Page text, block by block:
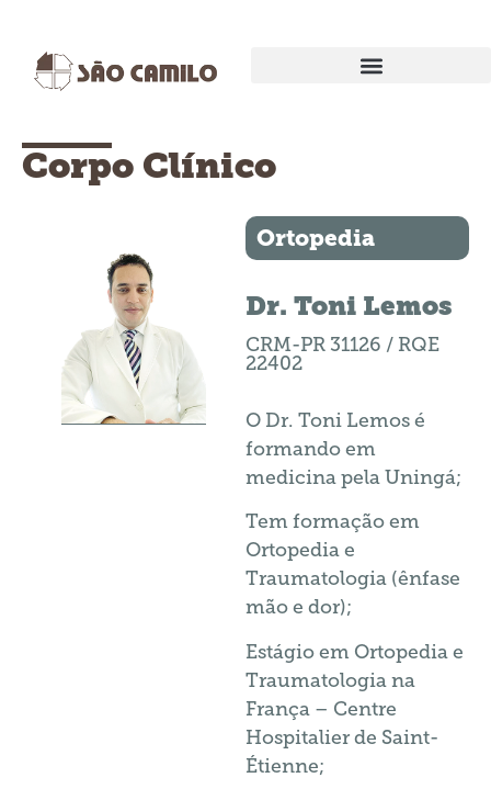
Corpo Clínico
Ortopedia
Dr. Toni Lemos
CRM-PR 31126 / RQE
22402
O Dr. Toni Lemos é
formando em
medicina pela Uningá;
Tem formação em
Ortopedia e
Traumatologia (ênfase
mão e dor);
Estágio em Ortopedia e
Traumatologia na
França – Centre
Hospitalier de Saint-
Étienne;